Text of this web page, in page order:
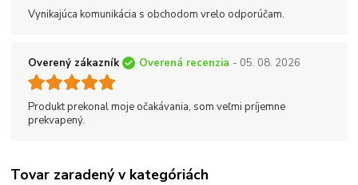
Vynikajúca komunikácia s obchodom vrelo odporúčam.
Overený zákazník Overená recenzia - 05. 08. 2026
Produkt prekonal moje očakávania, som veľmi príjemne
prekvapený.
Tovar zaradený v kategóriách